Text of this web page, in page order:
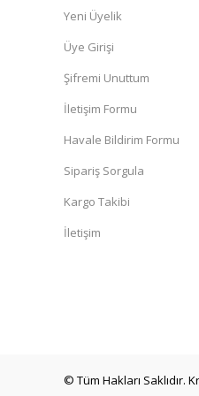
U... T... | 28/07/2026
Güzel bir
Kadir İbrahim
1-Fiyatlar piyasinin
memnuniyet, sanki
oluyor.
Kadir İbrahim
Mükemmel
Yeni Üyelik
Üye Girişi
Şifremi Unuttum
İletişim Formu
Havale Bildirim Formu
Sipariş Sorgula
Kargo Takibi
İletişim
© Tüm Hakları Saklıdır.